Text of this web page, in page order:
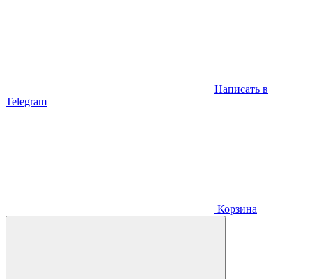
Написать в
Telegram
Корзина